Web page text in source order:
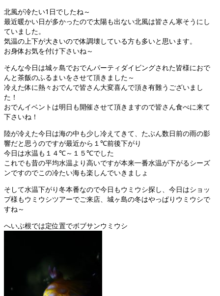
北風が冷たい1日でしたね～
最近暖かい日が多かったので太陽も出ない北風は皆さん寒そうにし
ていました。
気温の上下が大きいので体調壊している方も多いと思います。
お身体お気を付け下さいね～
そんな今日は城ヶ島でおでんパーティダイビングされた皆様におで
んと茶飯のふるまいをさせて頂きました～
冷えた体に熱々おでんで皆さん大変喜んで頂き有難うございまし
た！
おでんイベントは明日も開催させて頂きますので皆さん食べに来て
下さいね！
陸が冷えた今日は海の中も少し冷えてきて、たぶん数日前の雨の影
響だと思うのですが最近から１℃前後下がり
今日は水温も１４℃～１５℃でした
これでも昔の平均水温より高いですが本来一番水温が下がるシーズ
ンですのでこの冷たい海も楽しんでいきましょ
そして水温下がり冬本番なので今日もウミウシ探し、今日はショッ
プ様もウミウシツアーでご来店、城ヶ島の冬はやっぱりウミウシで
すね～
へいぶ根では定位置でボブサンウミウシ